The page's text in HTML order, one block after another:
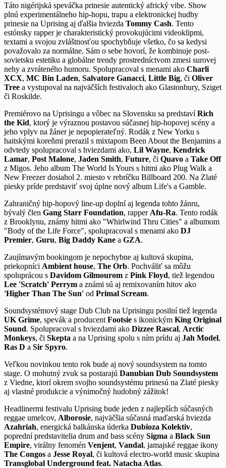
Táto nigérijská speváčka prinesie autentický africký vibe. Show
plnú experimentálneho hip-hopu, trapu a elektronickej hudby
prinesie na Uprising aj ďalšia hviezda Tommy Cash. Tento
estónsky rapper je charakteristický provokujúcimi videoklipmi,
textami a svojou zvláštnosťou spochybňuje všetko, čo sa kedysi
považovalo za normálne. Sám o sebe hovorí, že kombinuje post-
sovietsku estetiku a globálne trendy prostredníctvom zmesi surovej
nehy a zvráteného humoru. Spolupracoval s menami ako Charli
XCX, MC Bin Laden, Salvatore Ganacci, Little Big, či Oliver
Tree a vystupoval na najväčších festivaloch ako Glastonbury, Sziget
či Roskilde.
Premiérovo na Uprisingu a vôbec na Slovensku sa predstavíRich
the Kid, ktorý je výraznou postavou súčasnej hip-hopovej scény a
jeho vplyv na žáner je nepopierateľný. Rodák z New Yorku s
haitskými koreňmi prerazil s mixtapom Been About the Benjamins a
odvtedy spolupracoval s hviezdami ako, Lil Wayne, Kendrick
Lamar, Post Malone, Jaden Smith, Future, či Quavo a Take Off
z Migos. Jeho album The World Is Yours s hitmi ako Plug Walk a
New Freezer dosiahol 2. miesto v rebríčku Billboard 200. Na Zlaté
piesky príde predstaviť svoj úplne nový album Life's a Gamble.
Zahraničný hip-hopový line-up doplní aj legenda tohto žánru,
bývalý člen Gang Starr Foundation, rapper Afu-Ra. Tento rodák
z Brooklynu, známy hitmi ako "Whirlwind Thru Cities" a albumom
"Body of the Life Force", spolupracoval s menami ako DJ
Premier, Guru, Big Daddy Kane a GZA.
Zaujímavým bookingom je nepochybne aj kultová skupina,
priekopníci Ambient house, The Orb. Pochváliť sa môžu
spoluprácou s Davidom Gilmourom z Pink Floyd, tiež legendou
Lee 'Scratch' Perrym a známi sú aj remixovaním hitov ako
'Higher Than The Sun' od Primal Scream.
Soundsystémový stage Dub Club na Uprisingu posilní tiež legenda
UK Grime, spevák a producent Footsie s ikonickým King Original
Sound. Spolupracoval s hviezdami ako Dizzee Rascal, Arctic
Monkeys, či Skepta a na Uprising spolu s ním prídu aj Jah Model,
Ras D a Sir Spyro.
Veľkou novinkou tento rok bude aj nový soundsystem na tomto
stage. O mohutný zvuk sa postarajú Danubian Dub Soundsystem
z Viedne, ktorí okrem svojho soundsystému prinesú na Zlaté piesky
aj vlastné produkcie a výnimočný hudobný zážitok!
Headlinermi festivalu Uprising bude jeden z najlepších súčasných
reggae umelcov, Alborosie, najväčšia súčasná maďarská hviezda
Azahriah, energická balkánska úderka Dubioza Kolektiv,
poprední predstavitelia drum and bass scény Sigma a Black Sun
Empire, virálny fenomén Venjent, Vandal, jamajské reggae ikony
The Congos a Jesse Royal, či kultová electro-world music skupina
Transglobal Underground feat. Natacha Atlas.